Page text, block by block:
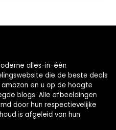
baby kleine
el alles-in-één
die de beste deals
en u op de hoogte
blogs. Alle afbeeldingen
door hun respectievelijke
is afgeleid van hun